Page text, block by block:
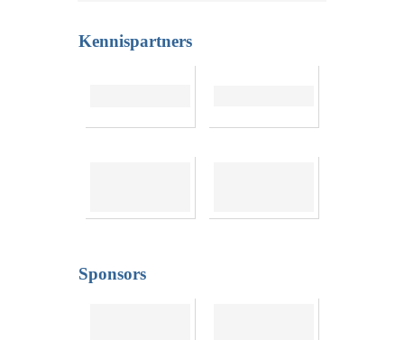
Kennispartners
Sponsors